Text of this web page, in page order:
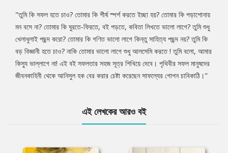
Tab
Article
"তুমি কি সফল হতে চাও? তোমার কি শীর্ষ স্পর্শ করতে ইচ্ছা হয়? তোমার কি পড়াশোনায়
মন বসে না? তোমার কি ঘুরতে-ফিরতে, বই পড়তে, কবিতা লিখতে ভালো লাগে? তুমি শুধু
খেলাধুলাই পছন্দ করো? তোমার কি গণিত ভালো লাগে কিন্তু সাহিত্য পছন্দ নয়? তুমি কি
বড় বিজ্ঞানী হতে চাও? নাকি তোমার ভালো লাগে শুধু আলসেমি করতে ! তুমি বলো, আমার
কিস্যু ভাল্লাগে না! এই বই সফলতার সহজ সূত্র শিখিয়ে দেবে। পৃথিবীর সফল মানুষদের
জীবনকাহিনী থেকে আনিসুল হক বের করার চেষ্টা করেছেন সাফল্যের গোপন চাবিকাঠি।"
এই লেখকের আরও বই